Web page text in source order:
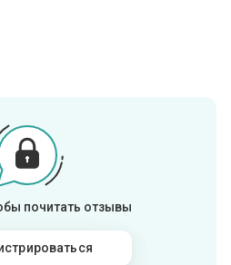
почитать отзывы